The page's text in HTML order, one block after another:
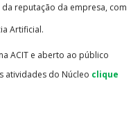
reputação da empresa, com
Artificial.
ACIT e aberto ao público
atividades do Núcleo clique